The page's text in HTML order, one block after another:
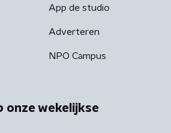
App de studio
Adverteren
NPO Campus
onze wekelijkse